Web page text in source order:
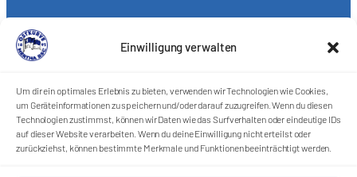
Einwilligung verwalten
Um dir ein optimales Erlebnis zu bieten, verwenden wir Technologien wie Cookies,
um Geräteinformationen zu speichern und/oder darauf zuzugreifen. Wenn du diesen
Technologien zustimmst, können wir Daten wie das Surfverhalten oder eindeutige IDs
auf dieser Website verarbeiten. Wenn du deine Einwilligung nicht erteilst oder
zurückziehst, können bestimmte Merkmale und Funktionen beeinträchtigt werden.